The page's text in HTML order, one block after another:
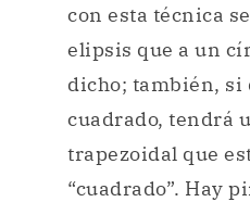
con esta técnica
elipsis que a un
dicho; también, si
cuadrado, tendrá
trapezoidal que
“cuadrado”. Hay